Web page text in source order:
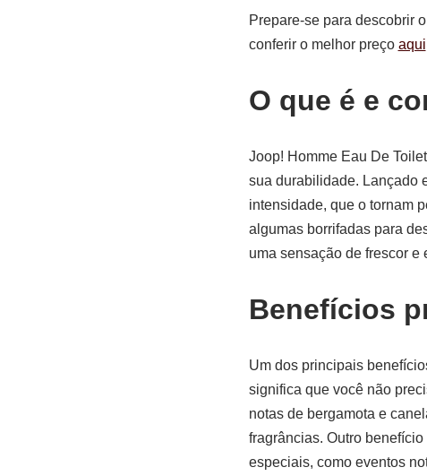
Prepare-se para descobrir
conferir o melhor preço aqui
O que é e
Joop! Homme Eau De
sua durabilidade. Lançado
intensidade, que o tornam
algumas borrifadas para
uma sensação de frescor e
Benefícios
Um dos principais
significa que você não
notas de bergamota e
fragrâncias. Outro
especiais, como eventos